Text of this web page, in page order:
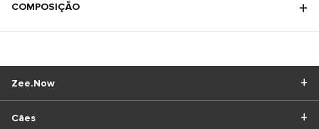
COMPOSIÇÃO
Cães
Zee.Now